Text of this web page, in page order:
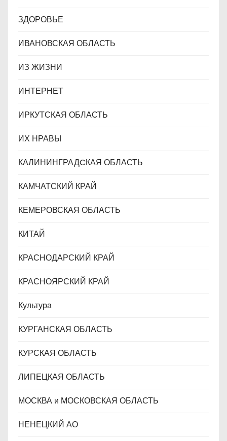
ЗДОРОВЬЕ
ИВАНОВСКАЯ ОБЛАСТЬ
ИЗ ЖИЗНИ
ИНТЕРНЕТ
ИРКУТСКАЯ ОБЛАСТЬ
ИХ НРАВЫ
КАЛИНИНГРАДCКАЯ ОБЛАСТЬ
КАМЧАТСКИЙ КРАЙ
КЕМЕРОВСКАЯ ОБЛАСТЬ
КИТАЙ
КРАСНОДАРСКИЙ КРАЙ
КРАСНОЯРСКИЙ КРАЙ
Культура
КУРГАНСКАЯ ОБЛАСТЬ
КУРСКАЯ ОБЛАСТЬ
ЛИПЕЦКАЯ ОБЛАСТЬ
МОСКВА и МОСКОВСКАЯ ОБЛАСТЬ
НЕНЕЦКИЙ АО